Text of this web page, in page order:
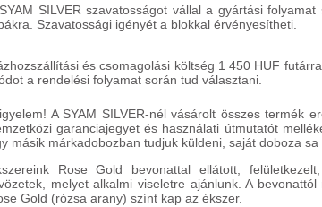
SILVER szavatosságot vállal a gyártási folyamat
Szavatossági igényét a blokkal érvényesítheti.
és csomagolási költség 1 450 HUF
a rendelési folyamat során tud választani.
A SYAM SILVER-nél vásárolt összes termék
garanciajegyet és használati útmutatót
másik márkadobozban tudjuk küldeni, saját doboza sa
Rose Gold bevonattal ellátott,
melyet alkalmi viseletre ajánlunk. A
Gold (rózsa arany) színt kap az ékszer.